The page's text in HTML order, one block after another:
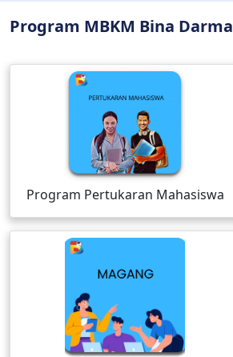
Program MBKM Bina Darma
Program Pertukaran Mahasiswa